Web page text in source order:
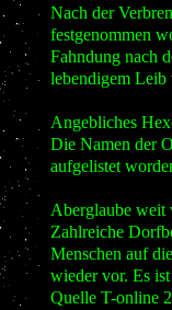
Nach der
festgenommen
Fahndung nach
lebendigem Leib
Angebliches
Die Namen der
aufgelistet
Aberglaube weit
Zahlreiche
Menschen auf
wieder vor. Es
Quelle T-online